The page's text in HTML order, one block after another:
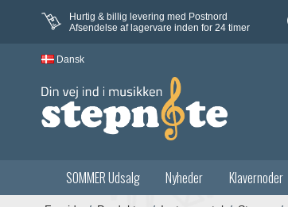
Hurtig & billig levering med Postnord
Afsendelse af lagervare inden for 24 timer
Dansk
SOMMER Udsalg Nyheder Klavernoder